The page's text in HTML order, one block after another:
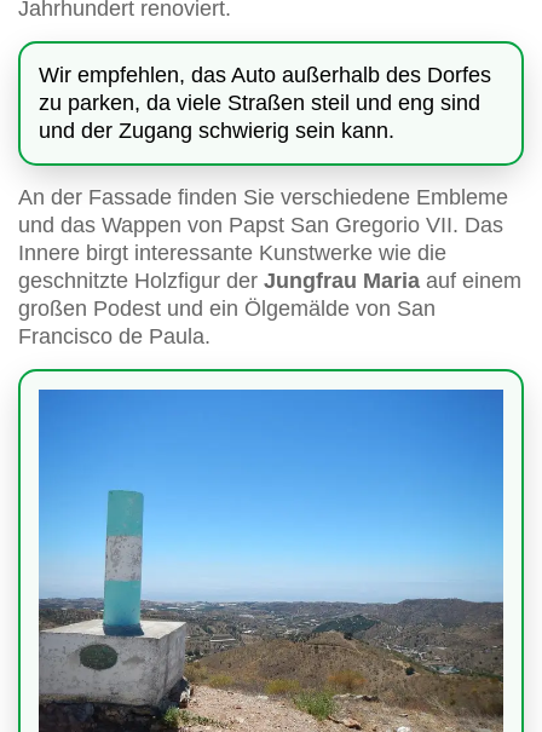
Jahrhundert renoviert.
Wir empfehlen, das Auto außerhalb des Dorfes
zu parken, da viele Straßen steil und eng sind
und der Zugang schwierig sein kann.
An der Fassade finden Sie verschiedene Embleme
und das Wappen von Papst San Gregorio VII. Das
Innere birgt interessante Kunstwerke wie die
geschnitzte Holzfigur der Jungfrau Maria auf einem
großen Podest und ein Ölgemälde von San
Francisco de Paula.